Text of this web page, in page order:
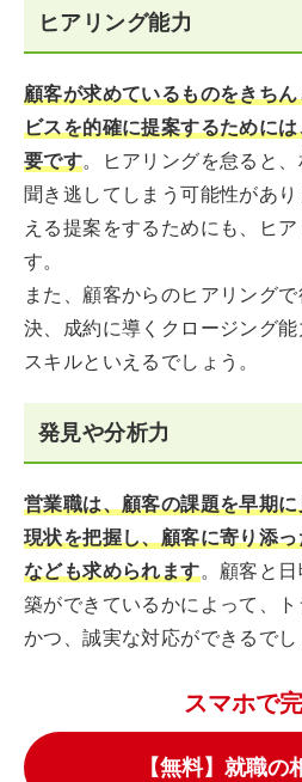
ヒアリング能力
顧客が求めているものをきち
ビスを的確に提案するために
要です。ヒアリングを怠ると
聞き逃してしまう可能性があ
える提案をするためにも、ヒ
す。
また、顧客からのヒアリング
決、成約に導くクロージング
スキルといえるでしょう。
発見や分析力
営業職は、顧客の課題を早期
現状を把握し、顧客に寄り添
なども求められます。顧客と
築ができているかによって、
かつ、誠実な対応ができるでし
スマホで
【無料】就職の